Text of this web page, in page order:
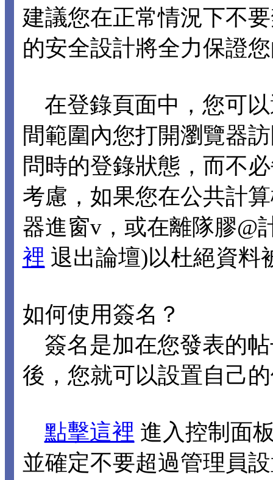
建議您在正常情況下不
的安全設計將全力保證
在登錄頁面中，您可以
間範圍內您打開瀏覽器
問時的登錄狀態，而不
考慮，如果您在公共計
器進窗v，或在離隊膠@
裡 退出論壇)以杜絕資料
如何使用簽名？
簽名是加在您發表的
後，您就可以設置自己
點擊這裡 進入控制面
並確定不要超過管理員